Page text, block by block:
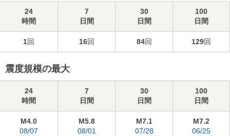
24
時間
7
日間
30
日間
100
日間
1回 16回 84回 129回
震度規模の最大
24
時間
7
日間
30
日間
100
日間
M4.0
08/07
M5.8
08/01
M7.1
07/28
M7.2
06/25